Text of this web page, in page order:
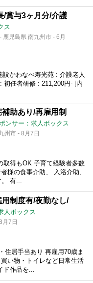
/賞与3ヶ月分/介護
ス
児島県 南九州市 - 6月
設かわなべ寿光苑 : 介護老人
初任者研修 : 211,200円- [内
助あり/再雇用制
ンサー：求人ボックス
州市 - 8月7日
取得もOK 子育て経験者多数
様の食事介助、 入浴介助、
有...
制度有/夜勤なし/
人ボックス
月7日
住居手当あり 再雇用70歳ま
い物・トイレなど日常生活
作品を...